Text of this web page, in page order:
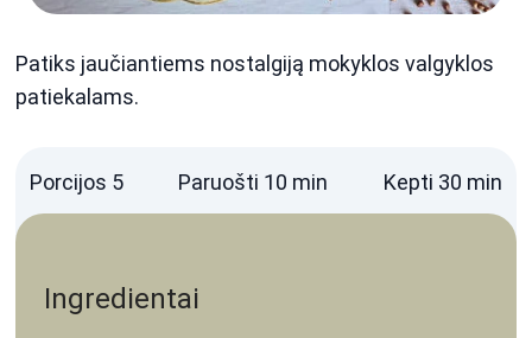
Patiks jaučiantiems nostalgiją mokyklos valgyklos
patiekalams.
Porcijos 5 Paruošti 10 min Kepti 30 min
Ingredientai